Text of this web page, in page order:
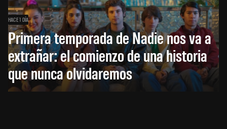
HACE 1 DÍA
Primera temporada de Nadie nos va a
extrañar: el comienzo de una historia
que nunca olvidaremos